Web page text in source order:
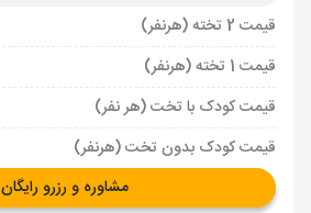
قیمت 2 تخته (هرنفر)
قیمت 1 تخته (هرنفر)
قیمت کودک با تخت (هر نفر)
قیمت کودک بدون تخت (هرنفر)
مشاوره و رزرو رایگان